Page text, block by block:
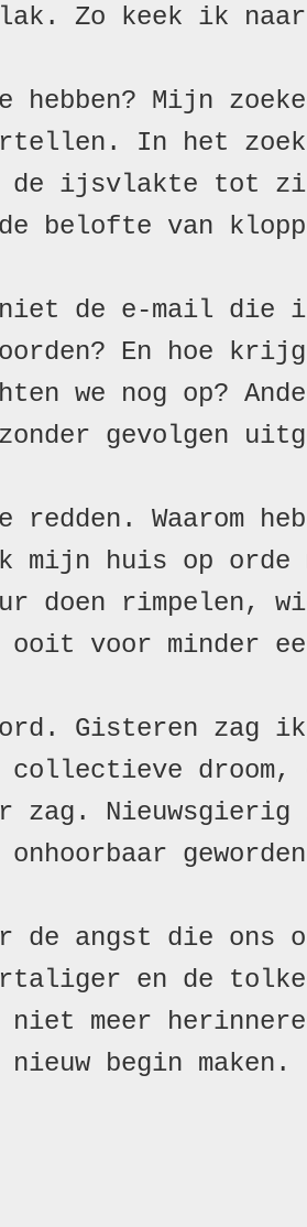
Zo keek ik naar
hebben? Mijn
In het
de ijsvlakte tot
belofte van
niet de e-mail die
En hoe
we nog op?
gevolgen
Waarom
huis op orde
doen rimpelen,
voor minder
Gisteren zag ik
droom,
zag.
de angst die ons
en de
meer
begin maken.